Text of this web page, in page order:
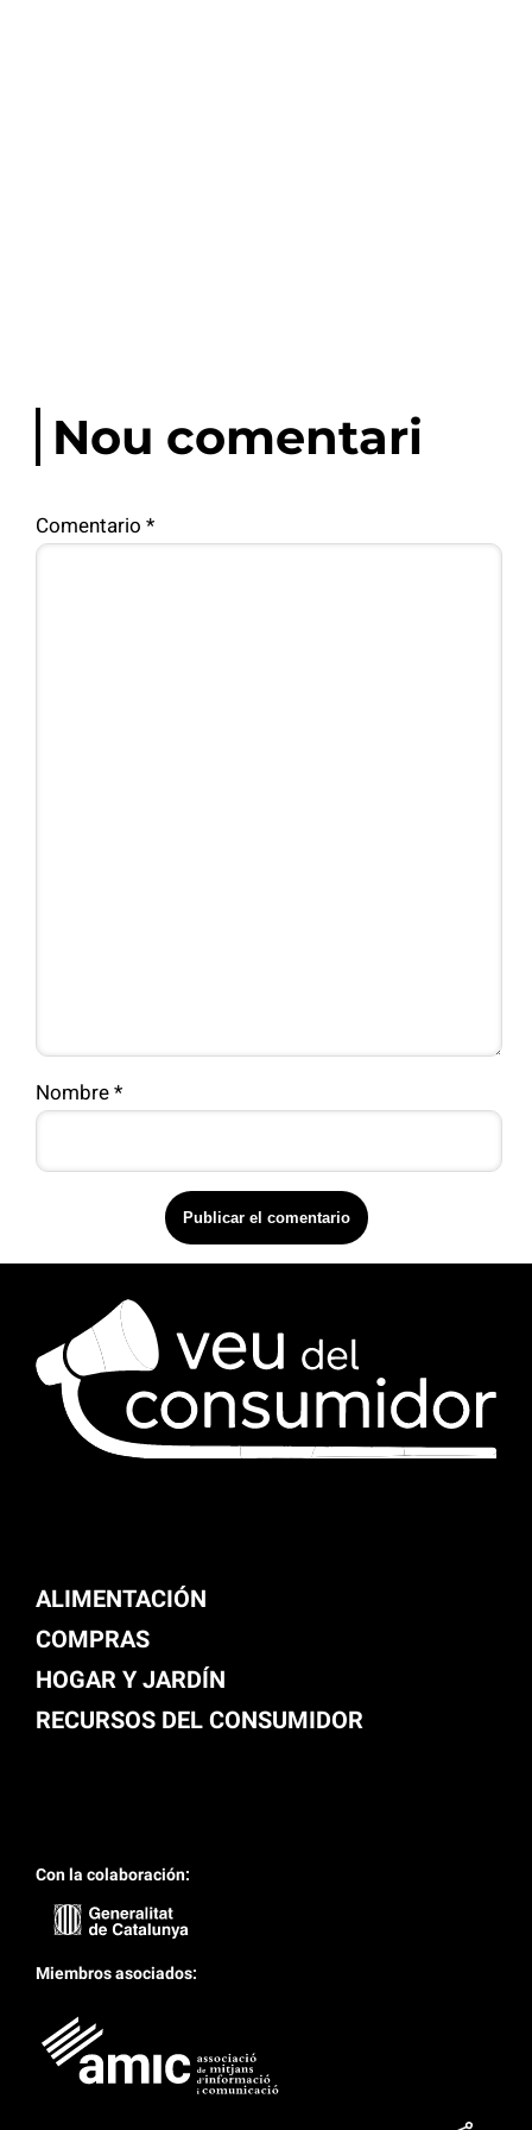
Nou comentari
Comentario *
Nombre *
ALIMENTACIÓN
COMPRAS
HOGAR Y JARDÍN
RECURSOS DEL CONSUMIDOR
Con la colaboración:
Miembros asociados: